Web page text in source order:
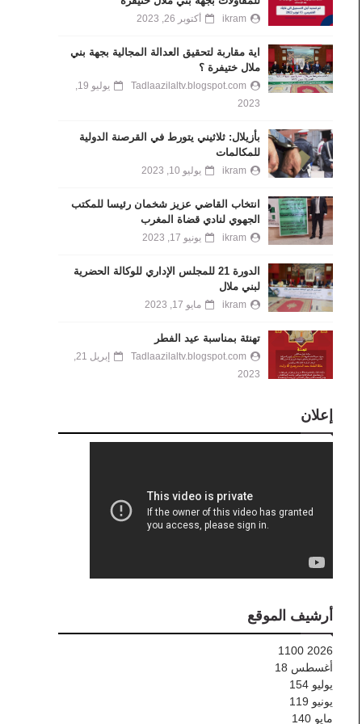
ikram أكتوبر 26, 2023
اية مقاربة لتحقيق العدالة المجالية بجهة بني
ملال ختيفرة ؟
Tadlaazilaltv.blogspot.com
يوليو 19,
2023
بأزيلال: ثلاثيني يتورط في القرصنة الدولية
للمكالمات
ikram يوليو 10, 2023
انتخاب القاضي عزيز شخمان رئيسا للمكتب
الجهوي لنادي قضاة المغرب
ikram يونيو 17, 2023
الدورة 21 للمجلس الإداري للوكالة الحضرية
لبني ملال
ikram مايو 17, 2023
تهنئة بمناسبة عيد الفطر
Tadlaazilaltv.blogspot.com
إبريل 21,
2023
إعلان
أرشيف الموقع
2026
1100
أغسطس 18
يوليو 154
يونيو 119
مايو 140